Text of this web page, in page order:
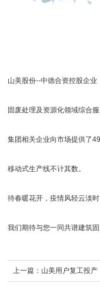
山美股份--中德合资控股企业
固废处理及资源化领域综合服
集团相关企业向市场提供了
移动式生产线不计其数。
待春暖花开，疫情风轻云淡时
我们期待与您一同共谱建筑
上一篇： 山美用户复工投产